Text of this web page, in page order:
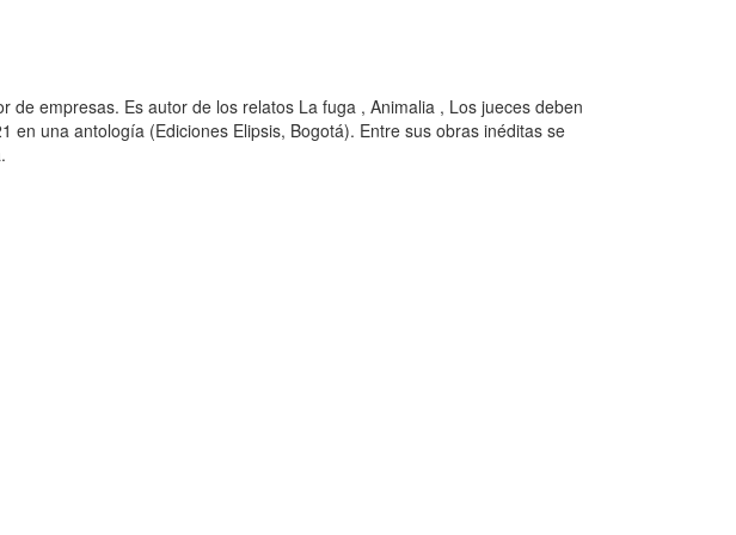
de empresas. Es autor de los relatos La fuga , Animalia , Los jueces deben
en una antología (Ediciones Elipsis, Bogotá). Entre sus obras inéditas se